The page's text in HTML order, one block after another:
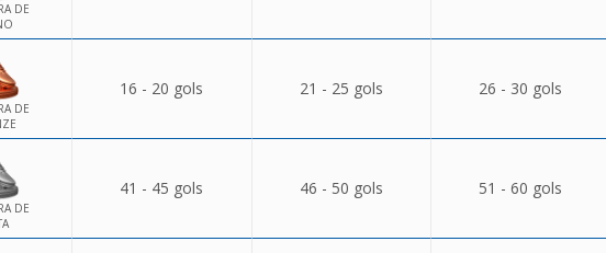
DE
DE
16 - 20 gols 21 - 25 gols 26 - 30 gols
DE
41 - 45 gols 46 - 50 gols 51 - 60 gols